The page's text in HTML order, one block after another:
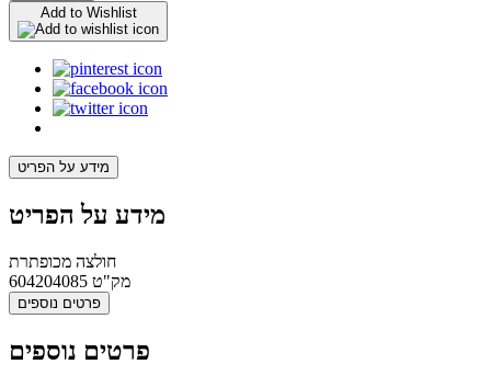
Add to Wishlist
מידע על הפריט
מידע על הפריט
חולצה מכופתרת
מק"ט 604204085
פרטים נוספים
פרטים נוספים